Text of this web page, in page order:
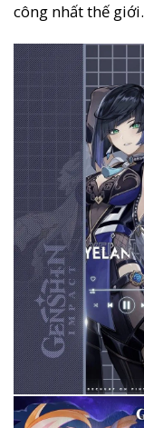
công nhất thế giới.